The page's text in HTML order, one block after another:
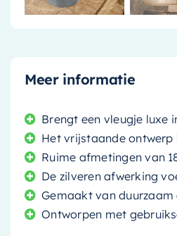
Meer informatie
Brengt een vleugje luxe
Het vrijstaande
Ruime afmetingen van
De zilveren afwerking
Gemaakt van
Ontworpen met